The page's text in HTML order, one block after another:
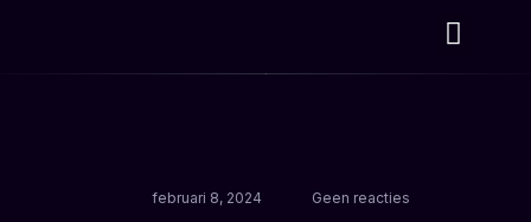
februari 8, 2024 Geen reacties